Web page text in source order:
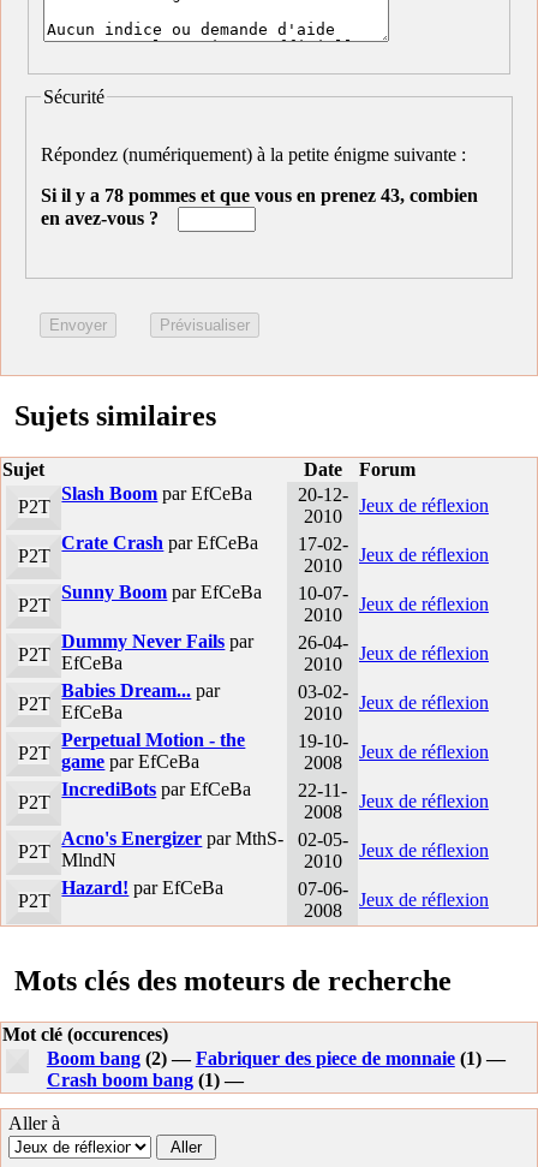
Sécurité
Répondez (numériquement) à la petite énigme suivante :
Si il y a 78 pommes et que vous en prenez 43, combien
en avez-vous ?
Sujets similaires
Sujet Date
Forum
P2T
Slash Boom par EfCeBa
20-12-
2010
Jeux de réflexion
P2T
Crate Crash par EfCeBa
17-02-
2010
Jeux de réflexion
P2T
Sunny Boom par EfCeBa
10-07-
2010
Jeux de réflexion
P2T
Dummy Never Fails par
EfCeBa
26-04-
2010
Jeux de réflexion
P2T
Babies Dream... par
EfCeBa
03-02-
2010
Jeux de réflexion
P2T
Perpetual Motion - the
game par EfCeBa
19-10-
2008
Jeux de réflexion
P2T
IncrediBots par EfCeBa
22-11-
2008
Jeux de réflexion
P2T
Acno's Energizer par MthS-
MlndN
02-05-
2010
Jeux de réflexion
P2T
Hazard! par EfCeBa
07-06-
2008
Jeux de réflexion
Mots clés des moteurs de recherche
Mot clé (occurences)
Boom bang(2) —Fabriquer des piece de monnaie(1) —
Crash boom bang(1) —
Aller à